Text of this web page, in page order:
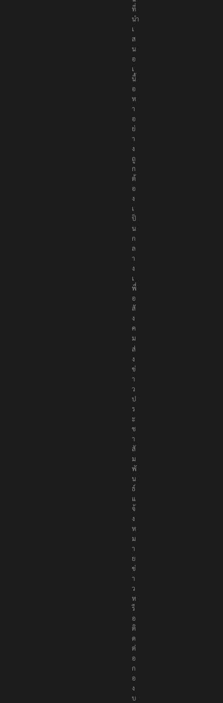
ที่
นำ
เ
ส
น
อ
เ
นื้
อ
ห
า
อ
ย่
า
ง
ถู
ก
ต้
อ
ง
เ
ป็
น
ก
ล
า
ง
เ
พื่
อ
สั
ง
ค
ม
ส่
ง
ข่
า
ว
ป
ร
ะ
ช
า
สั
ม
พั
น
ธ์
แ
จ้
ง
ห
ม
า
ย
ข่
า
ว
ห
รื
อ
ติ
ด
ต่
อ
ก
อ
ง
บ